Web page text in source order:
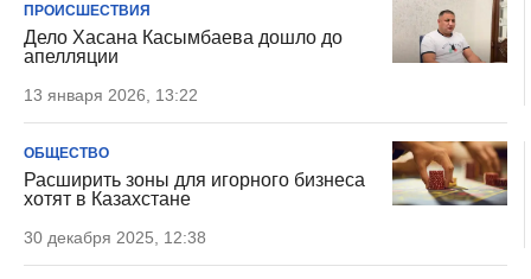
ПРОИСШЕСТВИЯ
Дело Хасана Касымбаева дошло до
апелляции
13 января 2026, 13:22
ОБЩЕСТВО
Расширить зоны для игорного бизнеса
хотят в Казахстане
30 декабря 2025, 12:38